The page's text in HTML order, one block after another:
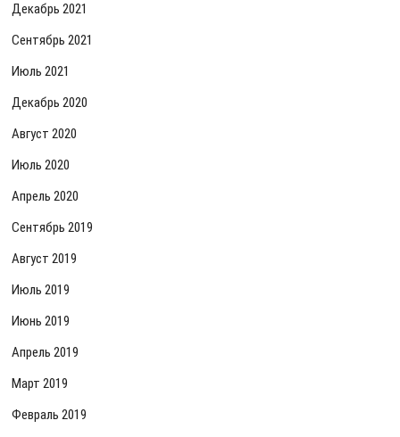
Декабрь 2021
Сентябрь 2021
Июль 2021
Декабрь 2020
Август 2020
Июль 2020
Апрель 2020
Сентябрь 2019
Август 2019
Июль 2019
Июнь 2019
Апрель 2019
Март 2019
Февраль 2019